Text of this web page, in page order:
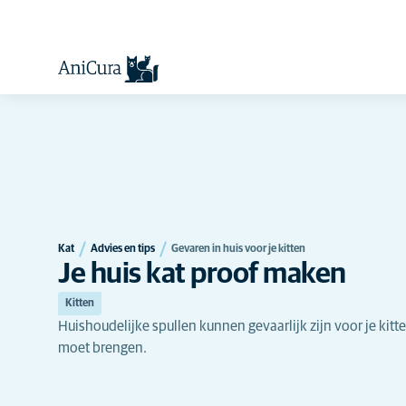
Kat Advies en tips Gevaren in huis voor je kitten
Je huis kat proof maken
Kitten
Huishoudelijke spullen kunnen gevaarlijk zijn voor je
moet brengen.